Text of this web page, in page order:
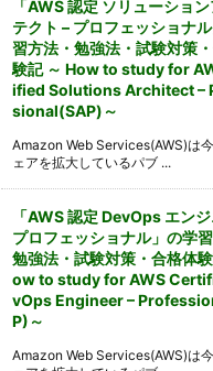
「AWS 認定 ソリューショ
テクト – プロフェッショナ
習方法・勉強法・試験対策
験記 ～ How to study for
ified Solutions Architect –
sional(SAP)～
Amazon Web Services(AWS)は
ェアを拡大しているパブ ...
「AWS 認定 DevOps エン
プロフェッショナル」の学習
勉強法・試験対策・合格体
ow to study for AWS
vOps Engineer –
P)～
Amazon Web Services(AWS)は